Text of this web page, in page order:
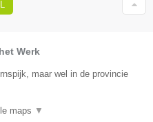
Werk
maar wel in de provincie
maps ▼